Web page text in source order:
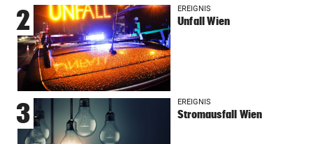
2 EREIGNIS
Unfall Wien
3 EREIGNIS
Stromausfall Wien